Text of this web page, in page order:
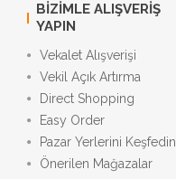
BIZIMLE ALIŞVERIŞ
YAPIN
Vekalet Alışverişi
Vekil Açık Artırma
Direct Shopping
Easy Order
Pazar Yerlerini Keşfedin
Önerilen Mağazalar